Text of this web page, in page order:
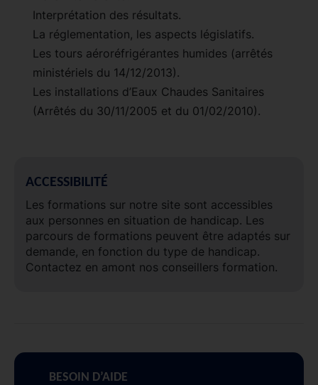
Interprétation des résultats.
La réglementation, les aspects législatifs.
Les tours aéroréfrigérantes humides (arrêtés
ministériels du 14/12/2013).
Les installations d’Eaux Chaudes Sanitaires
(Arrêtés du 30/11/2005 et du 01/02/2010).
ACCESSIBILITÉ
Les formations sur notre site sont accessibles
aux personnes en situation de handicap. Les
parcours de formations peuvent être adaptés sur
demande, en fonction du type de handicap.
Contactez en amont nos conseillers formation.
BESOIN D’AIDE